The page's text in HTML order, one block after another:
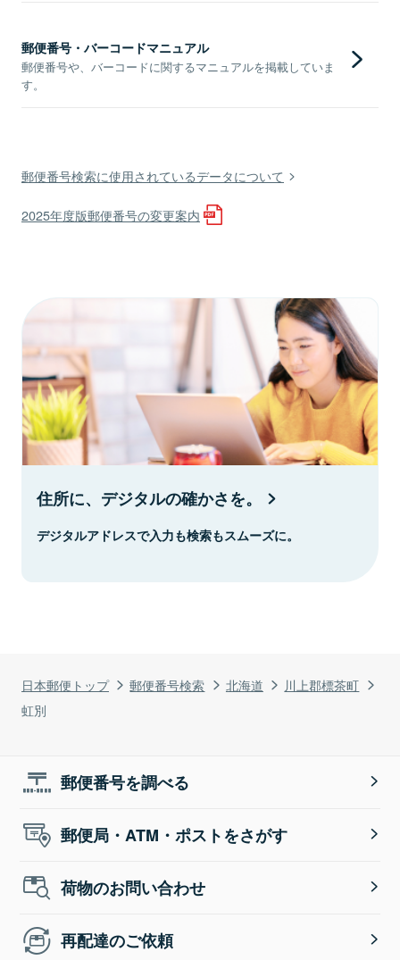
日本郵便トップ 郵便番号検索 北海道
川上郡標茶町
虹別
郵便番号・バーコードマニュアル
郵便番号や、バーコードに関するマニュアルを掲載していま
す。
郵便番号検索に使用されているデータについて
2025年度版郵便番号の変更案内
住所に、デジタルの確かさを。
デジタルアドレスで入力も検索もスムーズに。
郵便番号を調べる
郵便局・ATM・ポストをさがす
荷物のお問い合わせ
再配達のご依頼